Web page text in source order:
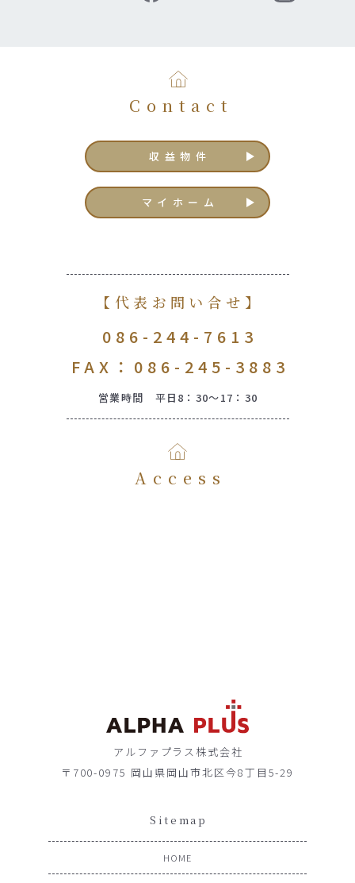
Contact
収益物件
マイホーム
【代表お問い合せ】
086-244-7613
FAX：086-245-3883
営業時間 平日8：30～17：30
Access
アルファプラス株式会社
〒700-0975 岡山県岡山市北区今8丁目5-29
Sitemap
HOME